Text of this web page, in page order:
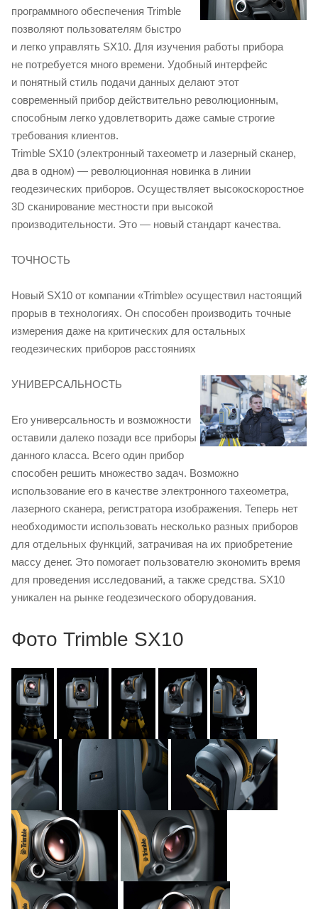
программного обеспечения Trimble
позволяют пользователям быстро
и легко управлять SX10. Для изучения работы прибора
не потребуется много времени. Удобный интерфейс
и понятный стиль подачи данных делают этот
современный прибор действительно революционным,
способным легко удовлетворить даже самые строгие
требования клиентов.
Trimble SX10 (электронный тахеометр и лазерный сканер,
два в одном) — революционная новинка в линии
геодезических приборов. Осуществляет высокоскоростное
3D сканирование местности при высокой
производительности. Это — новый стандарт качества.
ТОЧНОСТЬ
Новый SX10 от компании «Trimble» осуществил настоящий
прорыв в технологиях. Он способен производить точные
измерения даже на критических для остальных
геодезических приборов расстояниях
УНИВЕРСАЛЬНОСТЬ
Его универсальность и возможности
оставили далеко позади все приборы
данного класса. Всего один прибор
способен решить множество задач. Возможно
использование его в качестве электронного тахеометра,
лазерного сканера, регистратора изображения. Теперь нет
необходимости использовать несколько разных приборов
для отдельных функций, затрачивая на их приобретение
массу денег. Это помогает пользователю экономить время
для проведения исследований, а также средства. SX10
уникален на рынке геодезического оборудования.
Фото Trimble SX10